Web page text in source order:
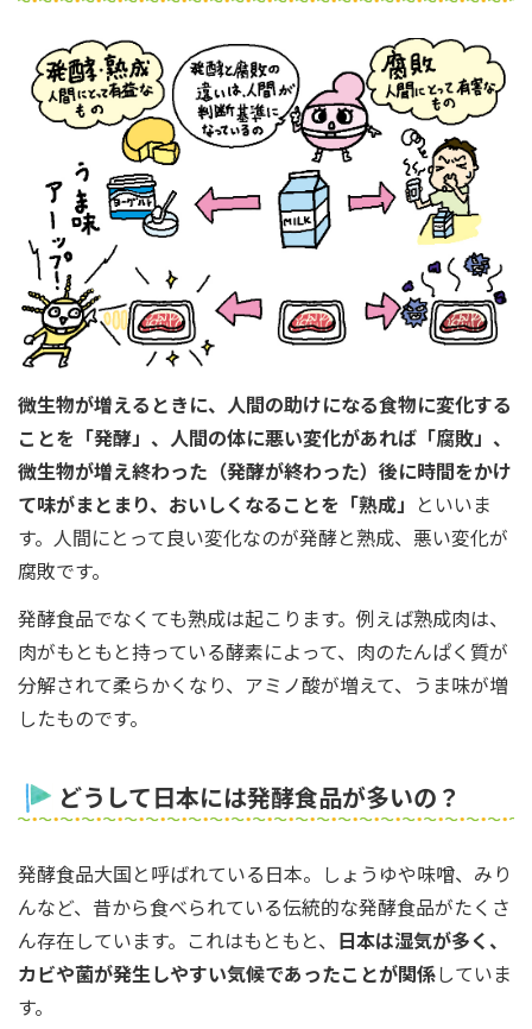
微生物が増えるときに、人間の助けになる食物に変化する
ことを「発酵」、人間の体に悪い変化があれば「腐敗」、
微生物が増え終わった（発酵が終わった）後に時間をかけ
て味がまとまり、おいしくなることを「熟成」 といいま
す。人間にとって良い変化なのが発酵と熟成、悪い変化が
腐敗です。
発酵食品でなくても熟成は起こります。例えば熟成肉は、
肉がもともと持っている酵素によって、肉のたんぱく質が
分解されて柔らかくなり、アミノ酸が増えて、うま味が増
したものです。
どうして日本には発酵食品が多いの？
発酵食品大国と呼ばれている日本。しょうゆや味噌、みり
んなど、昔から食べられている伝統的な発酵食品がたくさ
ん存在しています。これはもともと、 日本は湿気が多く、
カビや菌が発生しやすい気候であったことが関係していま
す。